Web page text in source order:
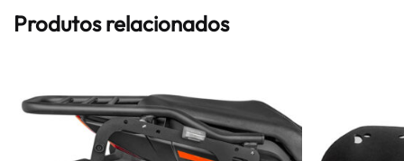
Produtos relacionados